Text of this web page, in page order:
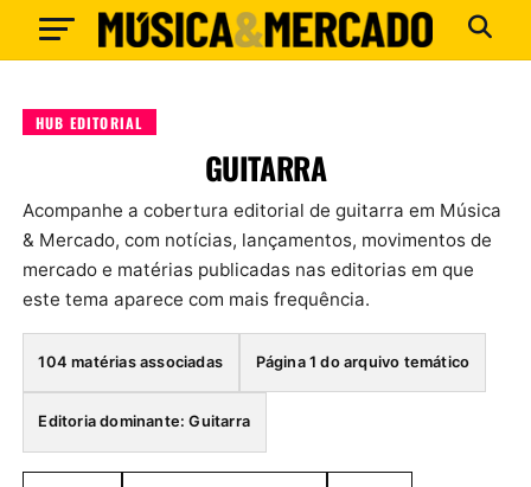
HUB EDITORIAL
GUITARRA
Acompanhe a cobertura editorial de guitarra em Música
& Mercado, com notícias, lançamentos, movimentos de
mercado e matérias publicadas nas editorias em que
este tema aparece com mais frequência.
104 matérias associadas Página 1 do arquivo temático
Editoria dominante: Guitarra